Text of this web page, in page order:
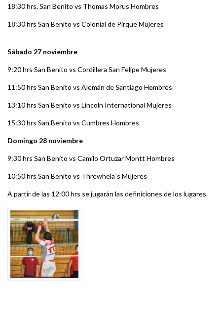
18:30 hrs. San Benito vs Thomas Morus Hombres
18:30 hrs San Benito vs Colonial de Pirque Mujeres
Sábado 27 noviembre
9:20 hrs San Benito vs Cordillera San Felipe Mujeres
11:50 hrs San Benito vs Alemán de Santiago Hombres
13:10 hrs San Benito vs Lincoln International Mujeres
15:30 hrs San Benito vs Cumbres Hombres
Domingo 28 noviembre
9:30 hrs San Benito vs Camilo Ortuzar Montt Hombres
10:50 hrs San Benito vs Threwhela´s Mujeres
A partir de las 12:00 hrs se jugarán las definiciones de los lugares.